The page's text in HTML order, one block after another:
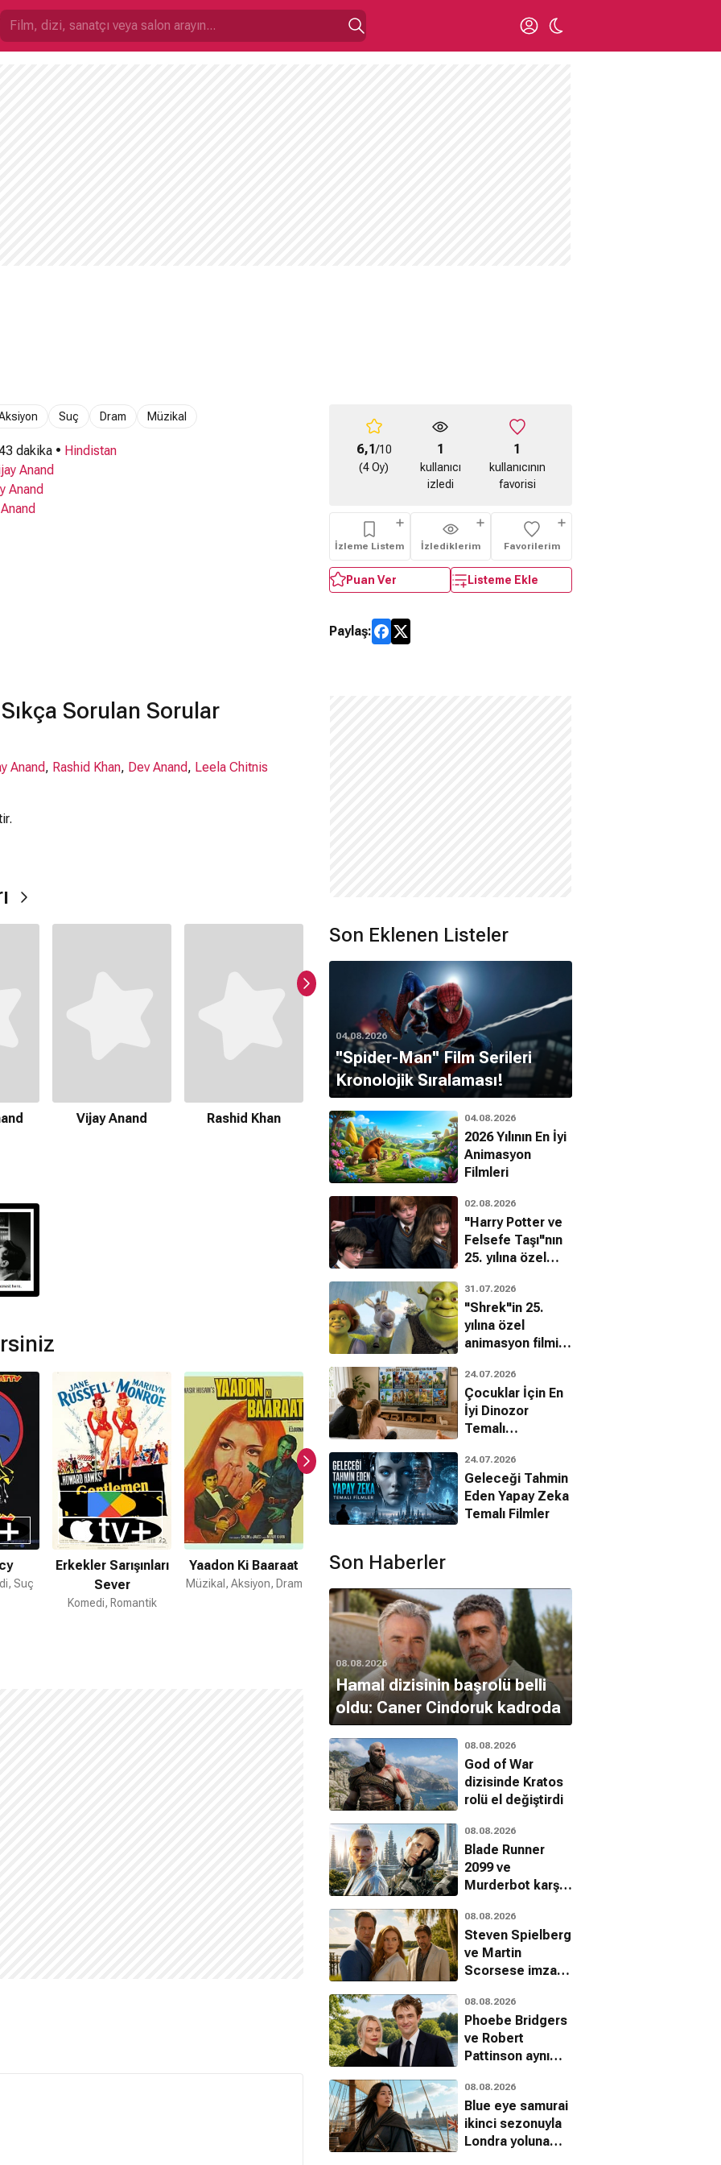
Suç Dram Müzikal
dakika • Hindistan
Anand
Anand
6,1/10
(4 Oy)
1
kullanıcı
izledi
1
kullanıcının
favorisi
İzleme Listem İzlediklerim Favorilerim
Puan Ver Listeme Ekle
Paylaş:
Sorulan Sorular
Anand, Rashid Khan, Dev Anand, Leela Chitnis
tarafından hazırlanmıştır.
Vijay Anand Rashid Khan
Dev Anand Leela Chitnis
Suç
Erkekler Sarışınları
Sever
Komedi, Romantik
Yaadon Ki Baaraat
Müzikal, Aksiyon, Dram
Ölümsüz Sevgi
Son Eklenen Listeler
04.08.2026
''Spider-Man'' Film Serileri
Kronolojik Sıralaması!
04.08.2026
2026 Yılının En İyi
Animasyon
Filmleri
02.08.2026
"Harry Potter ve
Felsefe Taşı"nın
25. yılına özel
bilinmeyenleri!
31.07.2026
"Shrek"in 25.
yılına özel
animasyon filmin
24.07.2026
Çocuklar İçin En
İyi Dinozor
Temalı
Filmleri
24.07.2026
Geleceği Tahmin
Eden Yapay Zeka
Temalı Filmler
Son Haberler
08.08.2026
Hamal dizisinin başrolü belli
oldu: Caner Cindoruk kadroda
08.08.2026
God of War
dizisinde Kratos
rolü el değiştirdi
08.08.2026
Blade Runner
2099 ve
Murderbot karşı
siberpunk
vizyonu
08.08.2026
Steven Spielberg
ve Martin
Scorsese imzalı
Apple TV
platformunda
08.08.2026
Phoebe Bridgers
ve Robert
Pattinson aynı
buluşuyor
08.08.2026
Blue eye samurai
ikinci sezonuyla
Londra yoluna